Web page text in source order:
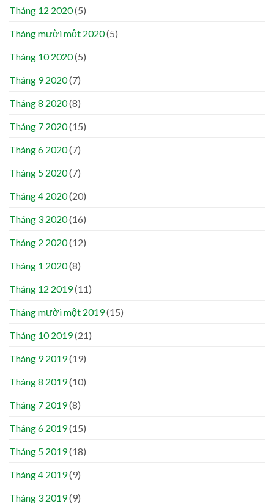
Tháng 12 2020(5)
Tháng mười một 2020(5)
Tháng 10 2020(5)
Tháng 9 2020(7)
Tháng 8 2020(8)
Tháng 7 2020(15)
Tháng 6 2020(7)
Tháng 5 2020(7)
Tháng 4 2020(20)
Tháng 3 2020(16)
Tháng 2 2020(12)
Tháng 1 2020(8)
Tháng 12 2019(11)
Tháng mười một 2019(15)
Tháng 10 2019(21)
Tháng 9 2019(19)
Tháng 8 2019(10)
Tháng 7 2019(8)
Tháng 6 2019(15)
Tháng 5 2019(18)
Tháng 4 2019(9)
Tháng 3 2019(9)